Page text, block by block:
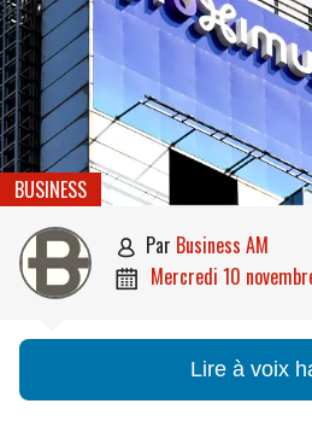
BUSINESS
 par Business AM
 mercredi 10
Lire à voix